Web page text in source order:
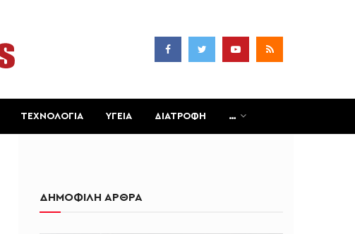
ΤΕΧΝΟΛΟΓΙΑ ΥΓΕΙΑ ΔΙΑΤΡΟΦΗ …
ΔΗΜΟΦΙΛΗ ΑΡΘΡΑ